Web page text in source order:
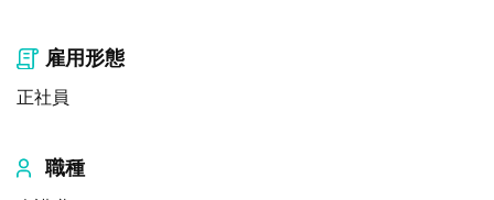
雇用形態
正社員
職種